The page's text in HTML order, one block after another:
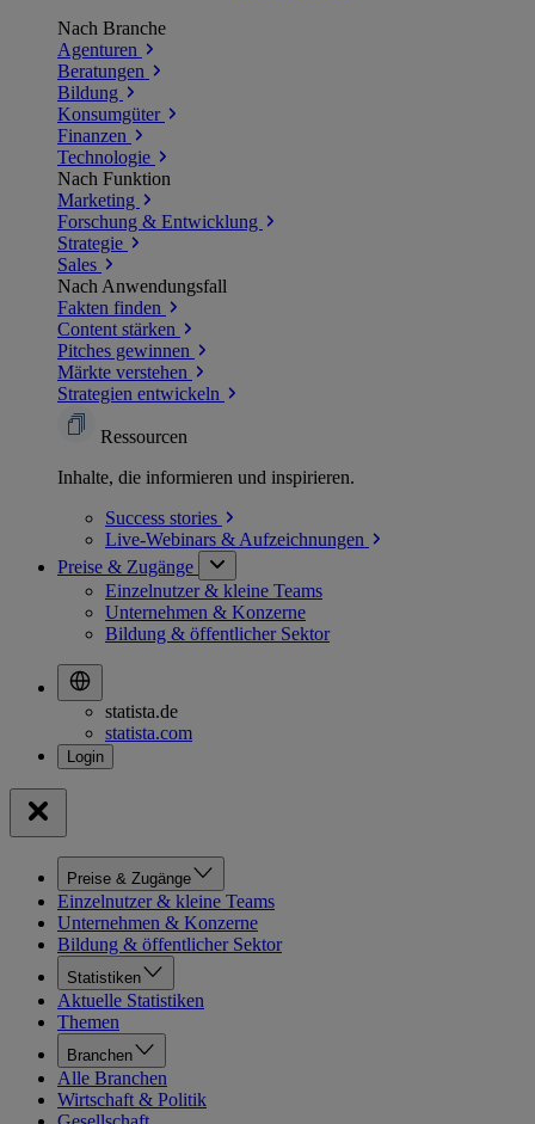
Nach Branche
Agenturen
Beratungen
Bildung
Konsumgüter
Finanzen
Technologie
Nach Funktion
Marketing
Forschung & Entwicklung
Strategie
Sales
Nach Anwendungsfall
Fakten finden
Content stärken
Pitches gewinnen
Märkte verstehen
Strategien entwickeln
Ressourcen
Inhalte, die informieren und inspirieren.
Success stories
Live-Webinars & Aufzeichnungen
Preise & Zugänge
Einzelnutzer & kleine Teams
Unternehmen & Konzerne
Bildung & öffentlicher Sektor
statista.de
statista.com
Preise & Zugänge
Einzelnutzer & kleine Teams
Unternehmen & Konzerne
Bildung & öffentlicher Sektor
Statistiken
Aktuelle Statistiken
Themen
Branchen
Alle Branchen
Wirtschaft & Politik